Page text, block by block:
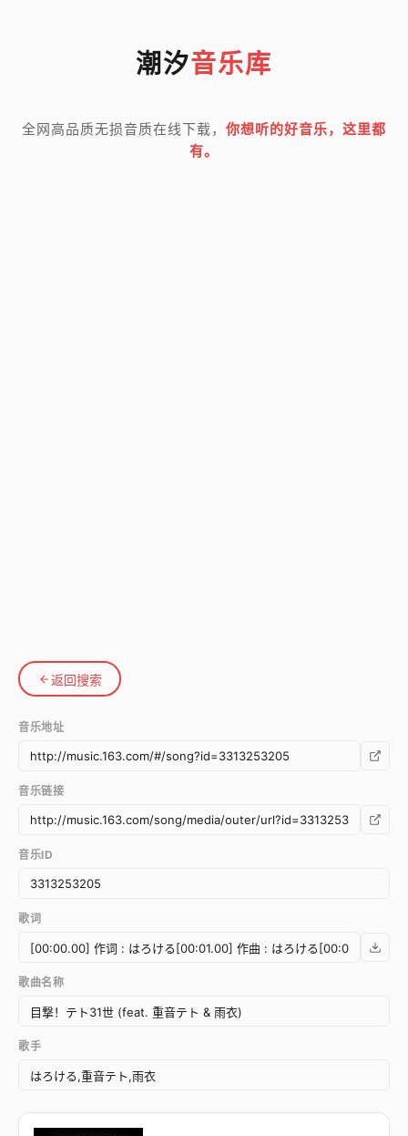
潮汐音乐库
全网高品质无损音质在线下载， 你想听的好音乐，这里都
有。
返回搜索
音乐地址
音乐链接
音乐ID
歌词
歌曲名称
歌手